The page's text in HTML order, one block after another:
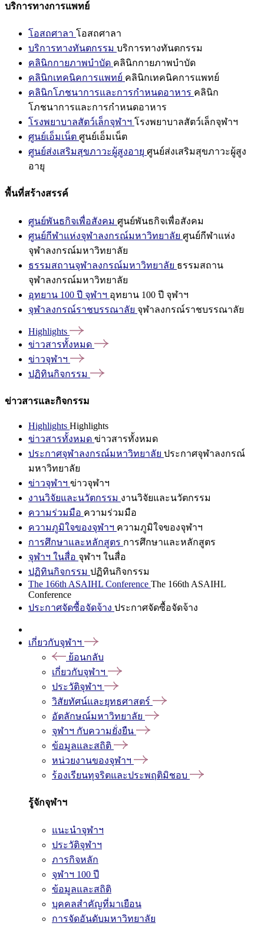
บริการทางการแพทย์
โอสถศาลา โอสถศาลา
บริการทางทันตกรรม บริการทางทันตกรรม
คลินิกกายภาพบำบัด คลินิกกายภาพบำบัด
คลินิกเทคนิคการแพทย์ คลินิกเทคนิคการแพทย์
คลินิกโภชนาการและการกำหนดอาหาร คลินิก
โภชนาการและการกำหนดอาหาร
โรงพยาบาลสัตว์เล็กจุฬาฯ โรงพยาบาลสัตว์เล็กจุฬาฯ
ศูนย์เอ็มเน็ต ศูนย์เอ็มเน็ต
ศูนย์ส่งเสริมสุขภาวะผู้สูงอายุ ศูนย์ส่งเสริมสุขภาวะผู้สูง
อายุ
พื้นที่สร้างสรรค์
ศูนย์พันธกิจเพื่อสังคม ศูนย์พันธกิจเพื่อสังคม
ศูนย์กีฬาแห่งจุฬาลงกรณ์มหาวิทยาลัย ศูนย์กีฬาแห่ง
จุฬาลงกรณ์มหาวิทยาลัย
ธรรมสถานจุฬาลงกรณ์มหาวิทยาลัย ธรรมสถาน
จุฬาลงกรณ์มหาวิทยาลัย
อุทยาน 100 ปี จุฬาฯ อุทยาน 100 ปี จุฬาฯ
จุฬาลงกรณ์ราชบรรณาลัย จุฬาลงกรณ์ราชบรรณาลัย
Highlights
ข่าวสารทั้งหมด
ข่าวจุฬาฯ
ปฏิทินกิจกรรม
ข่าวสารและกิจกรรม
Highlights Highlights
ข่าวสารทั้งหมด ข่าวสารทั้งหมด
ประกาศจุฬาลงกรณ์มหาวิทยาลัย ประกาศจุฬาลงกรณ์
มหาวิทยาลัย
ข่าวจุฬาฯ ข่าวจุฬาฯ
งานวิจัยและนวัตกรรม งานวิจัยและนวัตกรรม
ความร่วมมือ ความร่วมมือ
ความภูมิใจของจุฬาฯ ความภูมิใจของจุฬาฯ
การศึกษาและหลักสูตร การศึกษาและหลักสูตร
จุฬาฯ ในสื่อ จุฬาฯ ในสื่อ
ปฏิทินกิจกรรม ปฏิทินกิจกรรม
The 166th ASAIHL Conference The 166th ASAIHL
Conference
ประกาศจัดซื้อจัดจ้าง ประกาศจัดซื้อจัดจ้าง
เกี่ยวกับจุฬาฯ
ย้อนกลับ
เกี่ยวกับจุฬาฯ
ประวัติจุฬาฯ
วิสัยทัศน์และยุทธศาสตร์
อัตลักษณ์มหาวิทยาลัย
จุฬาฯ กับความยั่งยืน
ข้อมูลและสถิติ
หน่วยงานของจุฬาฯ
ร้องเรียนทุจริตและประพฤติมิชอบ
รู้จักจุฬาฯ
แนะนำจุฬาฯ
ประวัติจุฬาฯ
ภารกิจหลัก
จุฬาฯ 100 ปี
ข้อมูลและสถิติ
บุคคลสำคัญที่มาเยือน
การจัดอันดับมหาวิทยาลัย